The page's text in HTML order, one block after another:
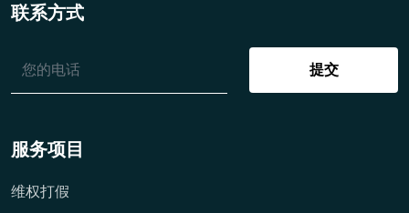
联系方式
提交
服务项目
维权打假